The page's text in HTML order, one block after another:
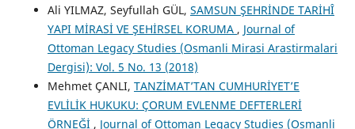
Ali YILMAZ, Seyfullah GÜL, SAMSUN ŞEHRİNDE TARİHÎ
YAPI MİRASİ VE ŞEHİRSEL KORUMA , Journal of
Ottoman Legacy Studies (Osmanli Mirasi Arastirmalari
Dergisi): Vol. 5 No. 13 (2018)
Mehmet ÇANLI, TANZİMAT’TAN CUMHURİYET’E
EVLİLİK HUKUKU: ÇORUM EVLENME DEFTERLERİ
ÖRNEĞİ , Journal of Ottoman Legacy Studies (Osmanli